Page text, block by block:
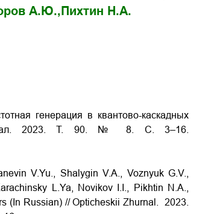
А.Ю., Пихтин Н.А.
генерация в квантово-каскадных
2023. Т. 90. № 8. С. 3–16.
V.Yu., Shalygin V.A., Voznyuk G.V.,
L.Ya, Novikov I.I., Pikhtin N.A.,
(In Russian) // Opticheskii Zhurnal. 2023.